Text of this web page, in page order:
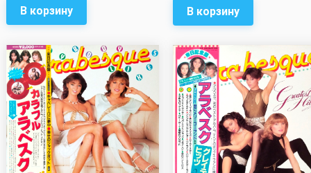
В корзину
вкладышей в
комплекте!)
В корзину